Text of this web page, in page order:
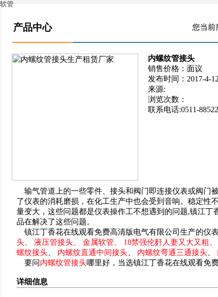
软管
产品中心 您当前
内螺纹管接头
销售价格：面议
发布时间：2017-4-
来源:
浏览次数：
联系电话:0511-
输气管道上的一些零件、接头和阀门即连接仪表或阀门
了仪表的消耗磨损，在化工生产中也会受到音响。稳定性
量变大，这些问题都是仪表操作工不想遇到的问题,镇江
品在解决了这些问题。
镇江丁香花在线观看免费高清版电气有限公司生产的仪
头、
液压管接头、 金属软管、
18禁强伦姧人妻又大又粗、
螺纹接头
内螺纹直通中间接头 内螺纹弯通三通接头
要问内螺纹管接头哪里好，当选镇江丁香花在线观看免
详细信息